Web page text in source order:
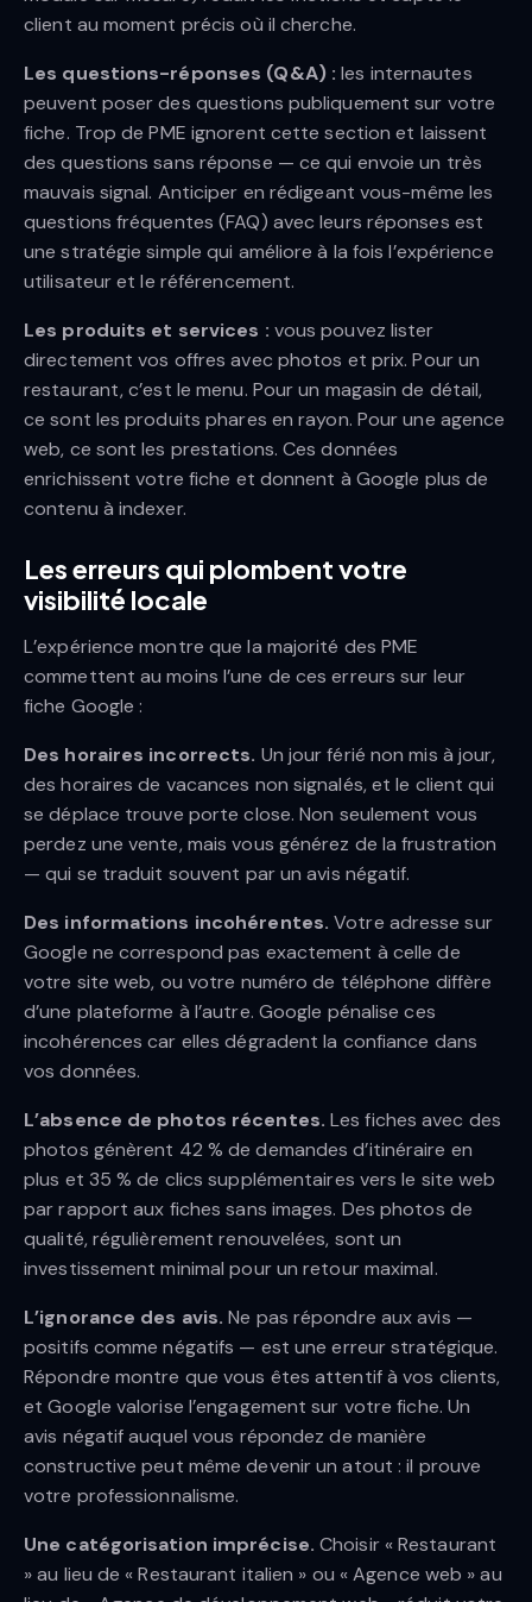
client au moment précis où il cherche.
Les questions-réponses (Q&A) : les internautes
peuvent poser des questions publiquement sur votre
fiche. Trop de PME ignorent cette section et laissent
des questions sans réponse — ce qui envoie un très
mauvais signal. Anticiper en rédigeant vous-même les
questions fréquentes (FAQ) avec leurs réponses est
une stratégie simple qui améliore à la fois l’expérience
utilisateur et le référencement.
Les produits et services : vous pouvez lister
directement vos offres avec photos et prix. Pour un
restaurant, c’est le menu. Pour un magasin de détail,
ce sont les produits phares en rayon. Pour une agence
web, ce sont les prestations. Ces données
enrichissent votre fiche et donnent à Google plus de
contenu à indexer.
Les erreurs qui plombent votre
visibilité locale
L’expérience montre que la majorité des PME
commettent au moins l’une de ces erreurs sur leur
fiche Google :
Des horaires incorrects. Un jour férié non mis à jour,
des horaires de vacances non signalés, et le client qui
se déplace trouve porte close. Non seulement vous
perdez une vente, mais vous générez de la frustration
— qui se traduit souvent par un avis négatif.
Des informations incohérentes. Votre adresse sur
Google ne correspond pas exactement à celle de
votre site web, ou votre numéro de téléphone diffère
d’une plateforme à l’autre. Google pénalise ces
incohérences car elles dégradent la confiance dans
vos données.
L’absence de photos récentes. Les fiches avec des
photos génèrent 42 % de demandes d’itinéraire en
plus et 35 % de clics supplémentaires vers le site web
par rapport aux fiches sans images. Des photos de
qualité, régulièrement renouvelées, sont un
investissement minimal pour un retour maximal.
L’ignorance des avis. Ne pas répondre aux avis —
positifs comme négatifs — est une erreur stratégique.
Répondre montre que vous êtes attentif à vos clients,
et Google valorise l’engagement sur votre fiche. Un
avis négatif auquel vous répondez de manière
constructive peut même devenir un atout : il prouve
votre professionnalisme.
Une catégorisation imprécise. Choisir « Restaurant
» au lieu de « Restaurant italien » ou « Agence web » au